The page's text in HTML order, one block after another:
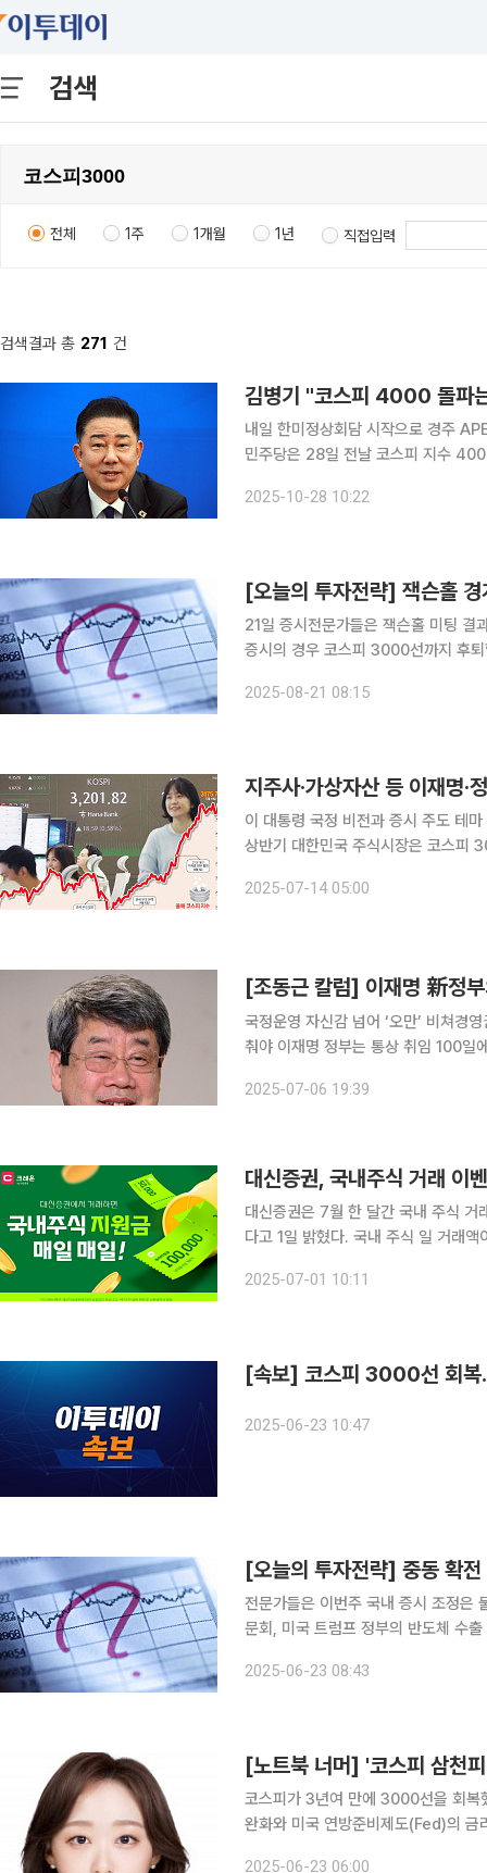
검색
전체 1주 1개월 1년 직접입력
검색결과 총 271 건
김병기 "코스피 4000 돌파
내일 한미정상회담 시작으로 경주
민주당은 28일 전날 코스피 지수
날 국회에서 열린 제5차 국정감사대
2025-10-28 10:22
[오늘의 투자전략] 잭슨홀
21일 증시전문가들은 잭슨홀 미팅 결
증시의 경우 코스피 3000선까지 후퇴할 수 있을
심리에 더해 샘 올트먼의 인공지능
2025-08-21 08:15
지주사·가상자산 등 이재명
이 대통령 국정 비전과 증시 주도 테마
상반기 대한민국 주식시장은 코스피
자리 잡고 있다는 분석이 지배적이다.
2025-07-14 05:00
[조동근 칼럼] 이재명 新정
국정운영 자신감 넘어 ‘오만’ 비쳐경
춰야 이재명 정부는 통상 취임 100일에 열리던 회견을 앞당겨, 3일 ‘신정부출범 30일 기자회견’을
총 위원장 출신을 고용노동부 장관에
2025-07-06 19:39
대신증권, 국내주식 거래 이
대신증권은 7월 한 달간 국내 주식 거
다고 1일 밝혔다. 국내 주식 일 거래액이 8억 원 이상인 고객 중 매 영업일 20명을 추첨해 5만 원을,
은 개인 고객이며, 1인 1계좌만 가능하
2025-07-01 10:11
[속보] 코스피 3000선 회
2025-06-23 10:47
[오늘의 투자전략] 중동 확
전문가들은 이번주 국내 증시 조정은
문회, 미국 트럼프 정부의 반도체 수
그칠 가능성을 배제하기 어려워, 조정
2025-06-23 08:43
[노트북 너머] '코스피 삼천
코스피가 3년여 만에 3000선을 회복
완화와 미국 연방준비제도(Fed)의 금
2025-06-23 06:00